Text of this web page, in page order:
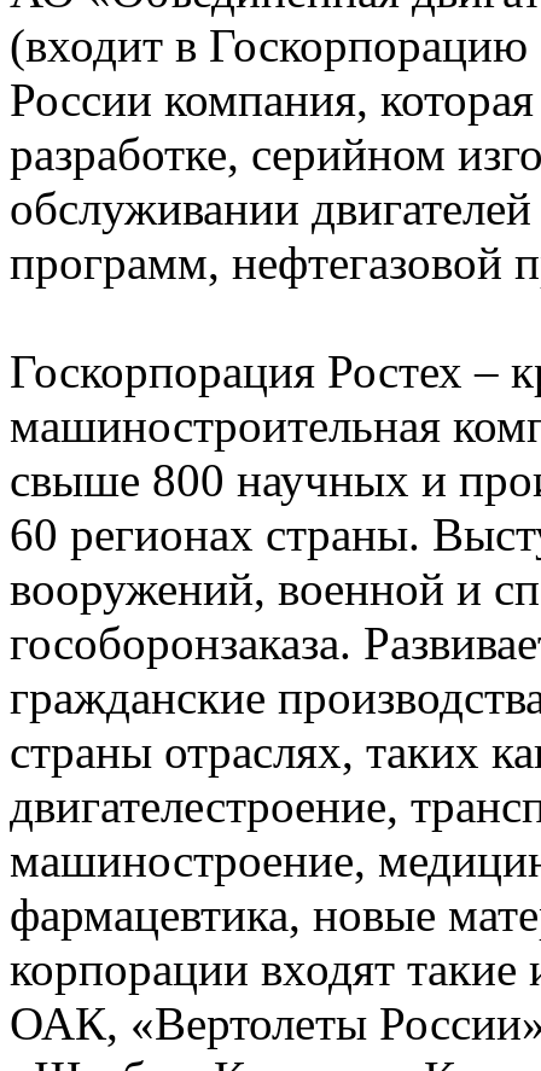
(входит в Госкорпорацию
России компания,
разработке, серийном
обслуживании
программ, нефтегазовой
Госкорпорация Ростех –
машиностроительная
свыше 800 научных и
60 регионах страны.
вооружений, военной и
гособоронзаказа.
гражданские
страны отраслях, таких
двигателестроение,
машиностроение,
фармацевтика, новые
корпорации входят
ОАК, «Вертолеты